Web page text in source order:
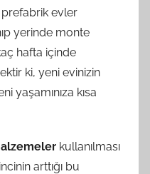
evler
yerinde monte
hafta içinde
ki, yeni evinizin
yaşamınıza kısa
kullanılması
arttığı bu